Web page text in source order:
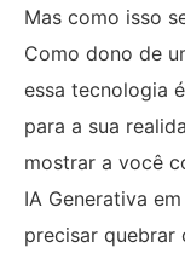
Mas como isso
Como dono de
essa tecnologia
para a sua
mostrar a você
IA Generativa
precisar quebrar